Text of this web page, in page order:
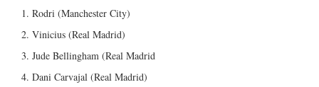
Rodri (Manchester City)
Vinicius (Real Madrid)
Jude Bellingham (Real Madrid
Dani Carvajal (Real Madrid)